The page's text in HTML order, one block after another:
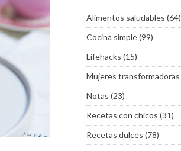
Alimentos saludables (64)
Cocina simple(99)
Lifehacks (15)
Mujeres transformadoras
Notas (23)
Recetas con chicos (31)
Recetas dulces (78)